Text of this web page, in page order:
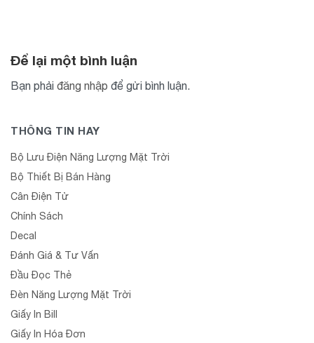
Để lại một bình luận
Bạn phải đăng nhập để gửi bình luận.
THÔNG TIN HAY
Bộ Lưu Điện Năng Lượng Mặt Trời
Bộ Thiết Bị Bán Hàng
Cân Điện Tử
Chính Sách
Decal
Đánh Giá & Tư Vấn
Đầu Đọc Thẻ
Đèn Năng Lượng Mặt Trời
Giấy In Bill
Giấy In Hóa Đơn